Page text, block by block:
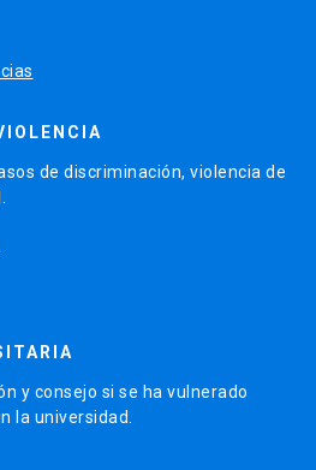
de discriminación, violencia de
y consejo si se ha vulnerado
la universidad.